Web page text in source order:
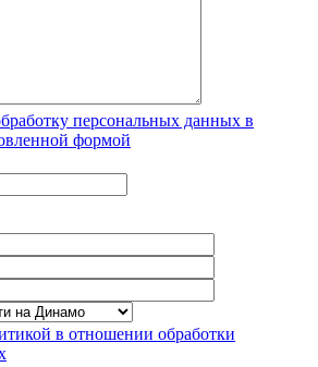
персональных данных в
формой
в отношении обработки